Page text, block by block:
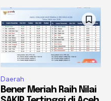
Daerah
Bener Meriah Raih Nilai